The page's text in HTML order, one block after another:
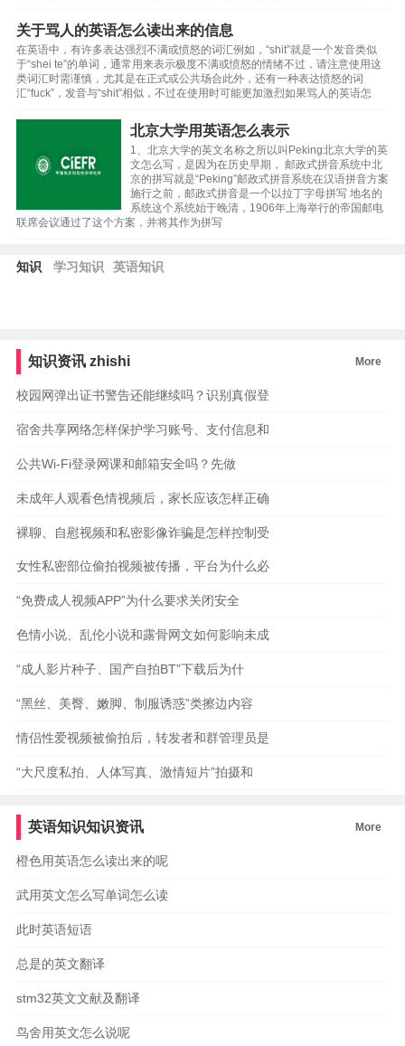
关于骂人的英语怎么读出来的信息
在英语中，有许多表达强烈不满或愤怒的词汇例如，“shit”就是一个发音类似
于“shei te”的单词，通常用来表示极度不满或愤怒的情绪不过，请注意使用这
类词汇时需谨慎，尤其是在正式或公共场合此外，还有一种表达愤怒的词
汇“fuck”，发音与“shit”相似，不过在使用时可能更加激烈如果骂人的英语怎
北京大学用英语怎么表示
1、北京大学的英文名称之所以叫Peking北京大学的英
文怎么写，是因为在历史早期， 邮政式拼音系统中北
京的拼写就是“Peking”邮政式拼音系统在汉语拼音方案
施行之前，邮政式拼音是一个以拉丁字母拼写 地名的
系统这个系统始于晚清，1906年上海举行的帝国邮电
联席会议通过了这个方案，并将其作为拼写
知识 学习知识 英语知识
知识资讯 zhishi More
校园网弹出证书警告还能继续吗？识别真假登
宿舍共享网络怎样保护学习账号、支付信息和
公共Wi-Fi登录网课和邮箱安全吗？先做
未成年人观看色情视频后，家长应该怎样正确
裸聊、自慰视频和私密影像诈骗是怎样控制受
女性私密部位偷拍视频被传播，平台为什么必
“免费成人视频APP”为什么要求关闭安全
色情小说、乱伦小说和露骨网文如何影响未成
“成人影片种子、国产自拍BT”下载后为什
“黑丝、美臀、嫩脚、制服诱惑”类擦边内容
情侣性爱视频被偷拍后，转发者和群管理员是
“大尺度私拍、人体写真、激情短片”拍摄和
英语知识知识资讯 More
橙色用英语怎么读出来的呢
武用英文怎么写单词怎么读
此时英语短语
总是的英文翻译
stm32英文文献及翻译
鸟舍用英文怎么说呢